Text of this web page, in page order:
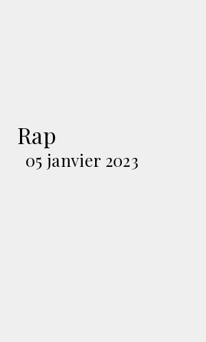
Rap
05 janvier 2023